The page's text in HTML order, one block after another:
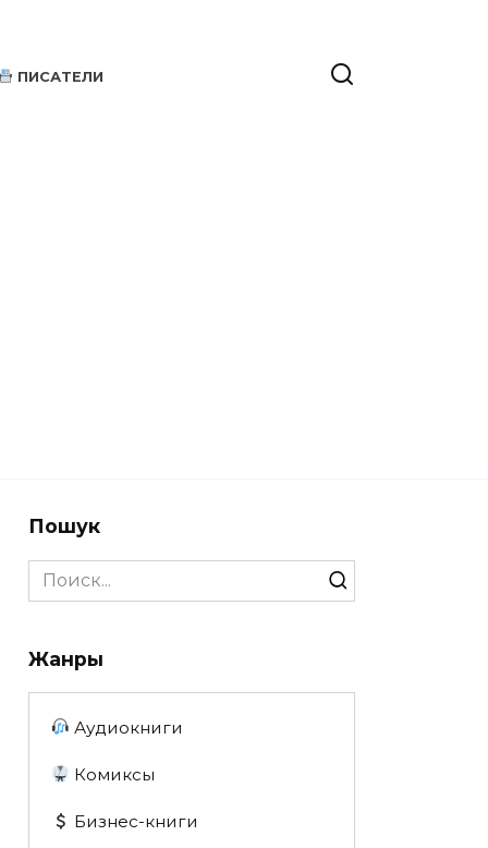
ПИСАТЕЛИ
Пошук
Search
for:
Жанры
Аудиокниги
Комиксы
Бизнес-книги